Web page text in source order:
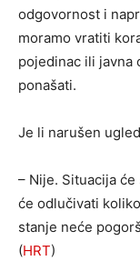
odgovornost i
moramo vratiti
pojedinac ili javna
ponašati.
Je li narušen
– Nije. Situacija
će odlučivati
stanje neće
(HRT)